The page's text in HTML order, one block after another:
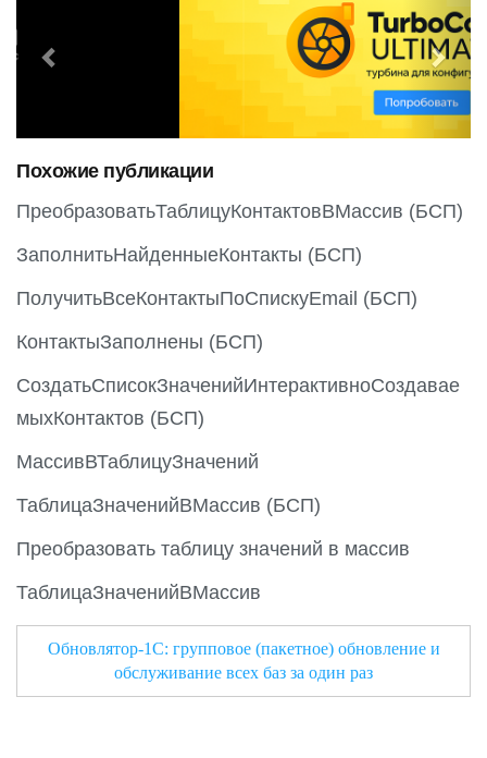
e
o
u
s
e
x
t
Похожие публикации
ПреобразоватьТаблицуКонтактовВМассив (БСП)
ЗаполнитьНайденныеКонтакты (БСП)
ПолучитьВсеКонтактыПоСпискуEmail (БСП)
КонтактыЗаполнены (БСП)
СоздатьСписокЗначенийИнтерактивноСоздавае
мыхКонтактов (БСП)
МассивВТаблицуЗначений
ТаблицаЗначенийВМассив (БСП)
Преобразовать таблицу значений в массив
ТаблицаЗначенийВМассив
Обновлятор-1С: групповое (пакетное) обновление и
обслуживание всех баз за один раз